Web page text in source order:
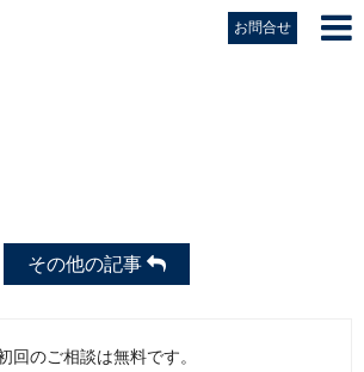
お問合せ
その他の記事
回のご相談は無料です。